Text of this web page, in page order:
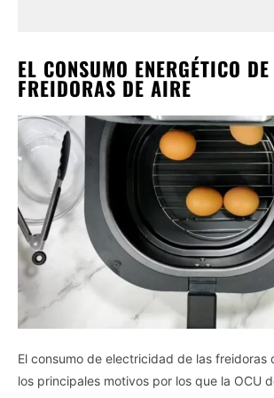
EL CONSUMO ENERGÉTICO
FREIDORAS DE AIRE
El consumo de electricidad de las freidoras
los principales motivos por los que la OCU